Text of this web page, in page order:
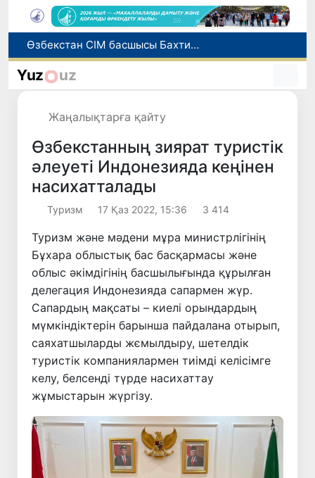
Өзбекстан СІМ басшысы Бахтиёр Саидов Үндістан Президентімен екіжақты байланыстарды нығайту мәселелерін талқылады
Грекияда өрт сөндіру тікұшақтарының соқтығысуынан екі адам қаза тапты
Yuz uz
Жаңалықтарға қайту
Өзбекстанның зиярат туристік
әлеуеті Индонезияда кеңінен
насихатталады
Туризм 17 Қаз 2022, 15:36 3 414
Туризм және мәдени мұра министрлігінің
Бұхара облыстық бас басқармасы және
облыс әкімдігінің басшылығында құрылған
делегация Индонезияда сапармен жүр.
Сапардың мақсаты – киелі орындардың
мүмкіндіктерін барынша пайдалана отырып,
саяхатшыларды жємылдыру, шетелдік
туристік компаниялармен тиімді келісімге
келу, белсенді түрде насихаттау
жұмыстарын жүргізу.